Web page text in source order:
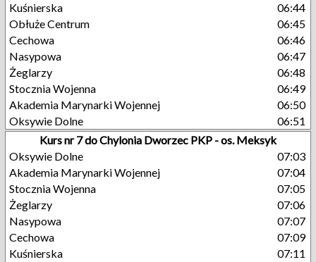
Kuśnierska
06:44
Obłuże Centrum
06:45
Cechowa
06:46
Nasypowa
06:47
Żeglarzy
06:48
Stocznia Wojenna
06:49
Akademia Marynarki Wojennej
06:50
Oksywie Dolne
06:51
Kurs nr 7 do Chylonia Dworzec PKP - os. Meksyk
Oksywie Dolne
07:03
Akademia Marynarki Wojennej
07:04
Stocznia Wojenna
07:05
Żeglarzy
07:06
Nasypowa
07:07
Cechowa
07:09
Kuśnierska
07:11